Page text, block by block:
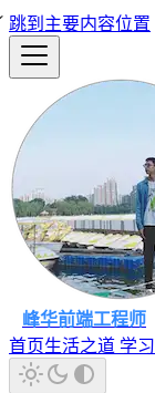
跳到主要内容位置
峰华前端工程师
首页生活之道 学习